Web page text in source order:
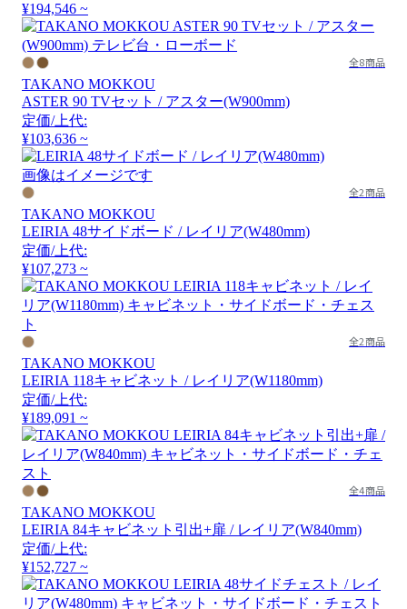
¥194,546 ~
全8商品
TAKANO MOKKOU
ASTER 90 TVセット / アスター(W900mm)
定価/上代:
¥103,636 ~
画像はイメージです
全2商品
TAKANO MOKKOU
LEIRIA 48サイドボード / レイリア(W480mm)
定価/上代:
¥107,273 ~
全2商品
TAKANO MOKKOU
LEIRIA 118キャビネット / レイリア(W1180mm)
定価/上代:
¥189,091 ~
全4商品
TAKANO MOKKOU
LEIRIA 84キャビネット引出+扉 / レイリア(W840mm)
定価/上代:
¥152,727 ~